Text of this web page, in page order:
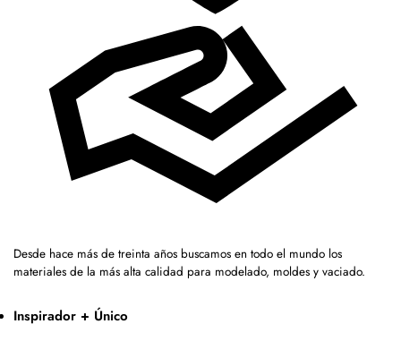
Desde hace más de treinta años buscamos en todo el mundo los
materiales de la más alta calidad para modelado, moldes y vaciado.
Inspirador + Único